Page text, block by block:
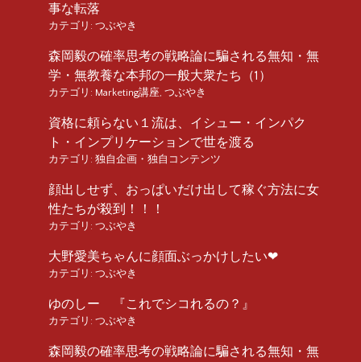
事な転落
カテゴリ: つぶやき
森岡毅の確率思考の戦略論に騙される無知・無
学・無教養な本邦の一般大衆たち（1）
カテゴリ: Marketing講座 つぶやき
資格に頼らない１流は、イシュー・インパク
ト・インプリケーションで世を渡る
カテゴリ: 独自企画・独自コンテンツ
顔出しせず、おっぱいだけ出して稼ぐ方法に女
性たちが殺到！！！
カテゴリ: つぶやき
大野愛美ちゃんに顔面ぶっかけしたい❤︎
カテゴリ: つぶやき
ゆのしー 『これでシコれるの？』
カテゴリ: つぶやき
森岡毅の確率思考の戦略論に騙される無知・無